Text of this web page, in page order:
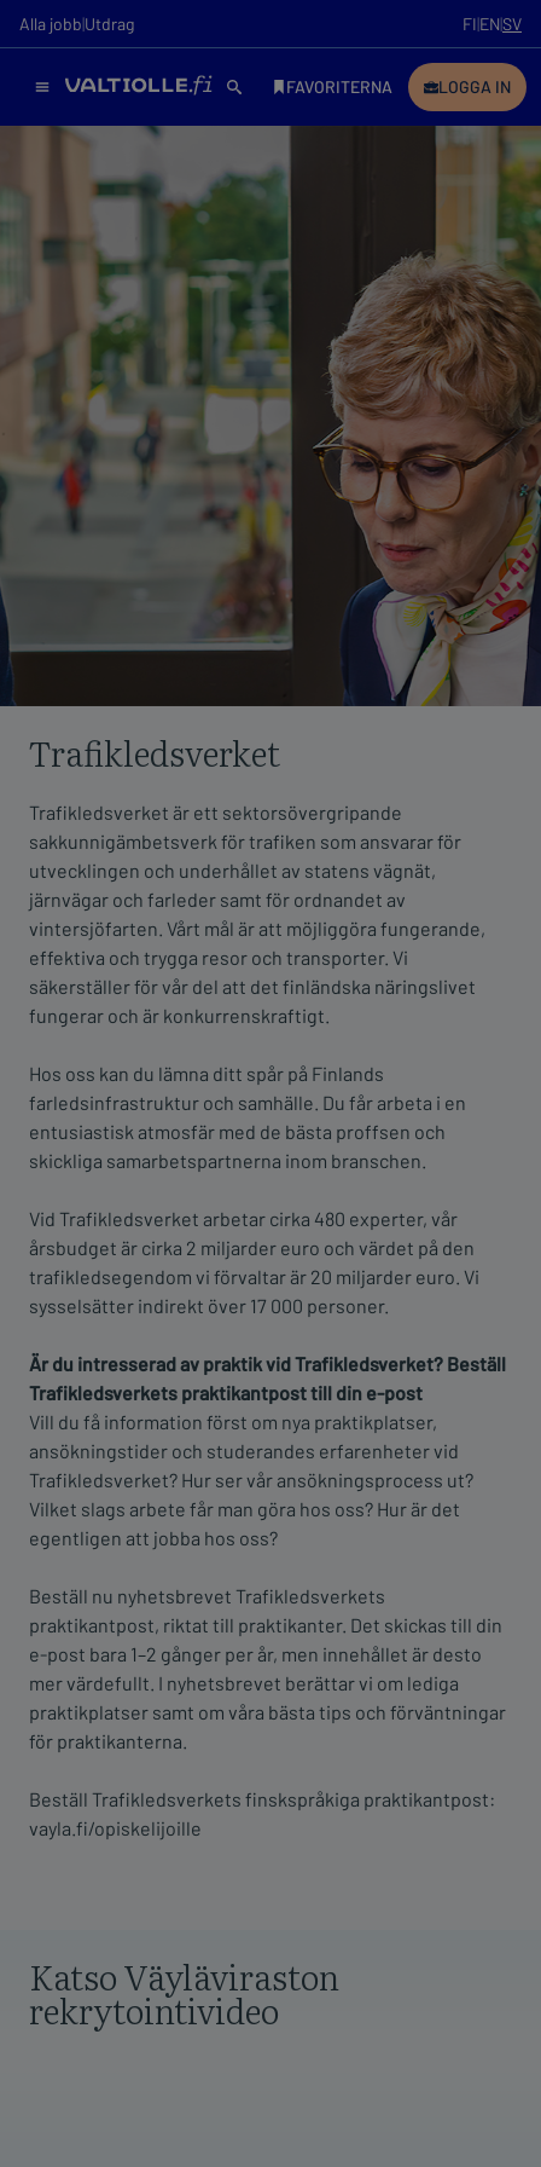
Trafikledsverket
Trafikledsverket är ett sektorsövergripande
sakkunnigämbetsverk för trafiken som ansvarar för
utvecklingen och underhållet av statens vägnät,
järnvägar och farleder samt för ordnandet av
vintersjöfarten. Vårt mål är att möjliggöra fungerande,
effektiva och trygga resor och transporter. Vi
säkerställer för vår del att det finländska näringslivet
fungerar och är konkurrenskraftigt.
Hos oss kan du lämna ditt spår på Finlands
farledsinfrastruktur och samhälle. Du får arbeta i en
entusiastisk atmosfär med de bästa proffsen och
skickliga samarbetspartnerna inom branschen.
Vid Trafikledsverket arbetar cirka 480 experter, vår
årsbudget är cirka 2 miljarder euro och värdet på den
trafikledsegendom vi förvaltar är 20 miljarder euro. Vi
sysselsätter indirekt över 17 000 personer.
Är du intresserad av praktik vid Trafikledsverket? Beställ
Trafikledsverkets praktikantpost till din e-post
Vill du få information först om nya praktikplatser,
ansökningstider och studerandes erfarenheter vid
Trafikledsverket? Hur ser vår ansökningsprocess ut?
Vilket slags arbete får man göra hos oss? Hur är det
egentligen att jobba hos oss?
Beställ nu nyhetsbrevet Trafikledsverkets
praktikantpost, riktat till praktikanter. Det skickas till din
e-post bara 1–2 gånger per år, men innehållet är desto
mer värdefullt. I nyhetsbrevet berättar vi om lediga
praktikplatser samt om våra bästa tips och förväntningar
för praktikanterna.
Beställ Trafikledsverkets finskspråkiga praktikantpost:
vayla.fi/opiskelijoille
Katso Väyläviraston
rekrytointivideo